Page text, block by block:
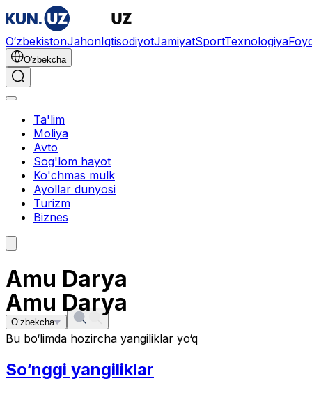
O‘zbekistonJahonIqtisodiyotJamiyatSportTexnologiya
O'zbekcha
Ta'lim
Moliya
Avto
Sog'lom hayot
Ko'chmas mulk
Ayollar dunyosi
Turizm
Biznes
Amu Darya
O‘zbekcha
Amu Darya
Bu bo‘limda hozircha yangiliklar yo‘q
So‘nggi yangiliklar